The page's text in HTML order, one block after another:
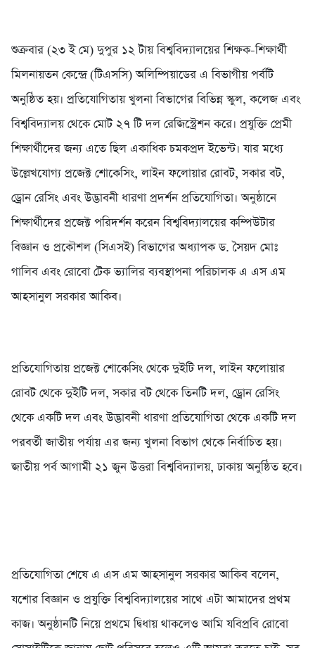
শুক্রবার (২৩ ই মে‌) দুপুর ১২ টায় বিশ্ববিদ্যালয়ের শিক্ষক-শিক্ষার্থী
মিলনায়তন কেন্দ্রে (টিএসসি) অলিম্পিয়াডের এ বিভাগীয় পর্বটি
অনুষ্ঠিত হয়। প্রতিযোগিতায় খুলনা বিভাগের বিভিন্ন স্কুল, কলেজ এবং
বিশ্ববিদ্যালয় থেকে মোট ২৭ টি দল রেজিস্ট্রেশন করে। প্রযুক্তি প্রেমী
শিক্ষার্থীদের জন্য এতে ছিল একাধিক চমকপ্রদ ইভেন্ট। যার মধ্যে
উল্লেখযোগ্য প্রজেক্ট শোকেসিং, লাইন ফলোয়ার রোবট, সকার বট,
ড্রোন রেসিং এবং উদ্ভাবনী ধারণা প্রদর্শন প্রতিযোগিতা। অনুষ্ঠানে
শিক্ষার্থীদের প্রজেক্ট পরিদর্শন করেন বিশ্ববিদ্যালয়ের কম্পিউটার
বিজ্ঞান ও প্রকৌশল (সিএসই) বিভাগের অধ্যাপক ড. সৈয়দ মোঃ
গালিব এবং রোবো টেক ভ্যালির ব্যবস্থাপনা পরিচালক এ এস এম
আহসানুল সরকার আকিব।
প্রতিযোগিতায় প্রজেক্ট শোকেসিং থেকে দুইটি দল, লাইন ফলোয়ার
রোবট থেকে দুইটি দল, সকার বট থেকে তিনটি দল, ড্রোন রেসিং
থেকে একটি দল এবং উদ্ভাবনী ধারণা প্রতিযোগিতা থেকে একটি দল
পরবর্তী জাতীয় পর্যায় এর জন্য খুলনা বিভাগ থেকে নির্বাচিত হয়।
জাতীয় পর্ব আগামী ২১ জুন উত্তরা বিশ্ববিদ্যালয়, ঢাকায় অনুষ্ঠিত হবে।
প্রতিযোগিতা শেষে এ এস এম আহসানুল সরকার আকিব বলেন,
যশোর বিজ্ঞান ও প্রযুক্তি বিশ্ববিদ্যালয়ের সাথে এটা আমাদের প্রথম
কাজ। অনুষ্ঠানটি নিয়ে প্রথমে দ্বিধায় থাকলেও আমি যবিপ্রবি রোবো